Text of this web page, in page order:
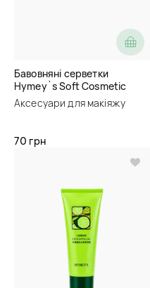
Бавовняні серветки
Hymey`s Soft Cosmetic
Cotton
Аксесуари для макіяжу
70 грн